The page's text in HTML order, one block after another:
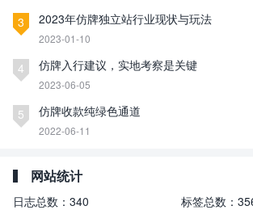
3 2023年仿牌独立站行业现状与玩法
2023-01-10
4 仿牌入行建议，实地考察是关键
2023-06-05
5 仿牌收款纯绿色通道
2022-06-11
网站统计
日志总数： 340 标签总数：